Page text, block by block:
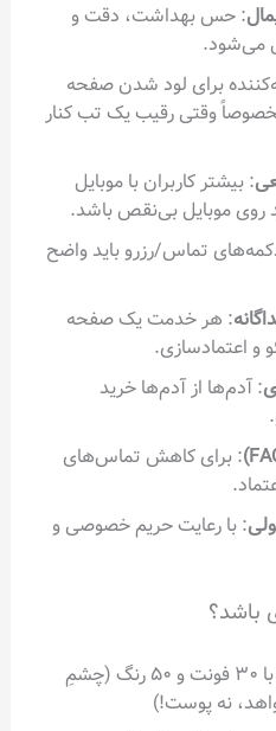
: حس بهداشت، دقت و
می‌شود.
برای لود شدن صفحه
وقتی رقیب یک تب کنار
: بیشتر کاربران با موبایل
روی موبایل بی‌نقص باشد.
تماس/رزرو باید واضح
: هر خدمت یک صفحه
و اعتمادسازی.
: آدم‌ها از آدم‌ها خرید
: برای کاهش تماس‌های
: با رعایت حریم خصوصی و
باشد؟
یک کاتالوگ شلوغ با ۳۰ فونت و ۵۰ رنگ (چشمِ
نه پوست!)